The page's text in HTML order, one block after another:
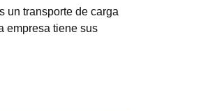
un transporte de carga
empresa tiene sus